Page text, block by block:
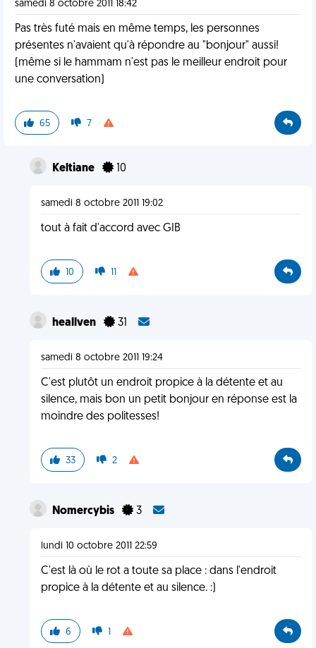
samedi 8 octobre 2011 18:42
Pas très futé mais en même temps, les personnes
présentes n'avaient qu'à répondre au "bonjour" aussi!
(même si le hammam n'est pas le meilleur endroit pour
une conversation)
65 7
Keltiane 10
samedi 8 octobre 2011 19:02
tout à fait d'accord avec GIB
10 11
heallven 31
samedi 8 octobre 2011 19:24
C'est plutôt un endroit propice à la détente et au
silence, mais bon un petit bonjour en réponse est la
moindre des politesses!
33 2
Nomercybis 3
lundi 10 octobre 2011 22:59
C'est là où le rot a toute sa place : dans l'endroit
propice à la détente et au silence. :)
6 1